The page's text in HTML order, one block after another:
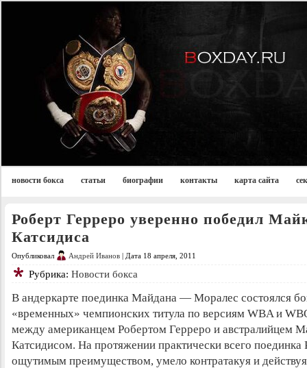
новости бокса статьи биографии контакты карта сайта
Роберт Герреро уверенно победил
Катсидиса
Опубликовал Андрей Иванов | Дата 18 апреля, 2011
Рубрика: Новости бокса
В андеркарте поединка Майдана — Моралес состоялся
«временных» чемпионских титула по версиям WBA и
между американцем Робертом Герреро и австралийцем
Катсидисом. На протяжении практически всего поединка
ощутимым преимуществом, умело контратакуя и